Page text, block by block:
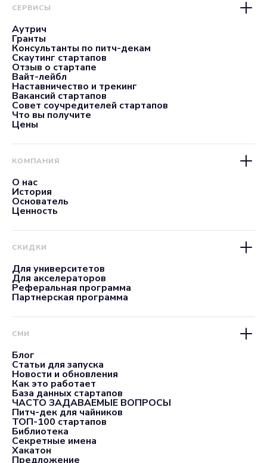
СЕРВИСЫ
Аутрич
Гранты
Консультанты по питч-декам
Скаутинг стартапов
Отзыв о стартапе
Вайт-лейбл
Наставничество и трекинг
Вакансий стартапов
Совет соучредителей стартапов
Что вы получите
Цены
КОМПАНИЯ
О нас
История
Основатель
Ценность
СКИДКИ
Для университетов
Для акселераторов
Реферальная программа
Партнерская программа
СМИ
Блог
Статьи для запуска
Новости и обновления
Как это работает
База данных стартапов
ЧАСТО ЗАДАВАЕМЫЕ ВОПРОСЫ
Питч-дек для чайников
ТОП-100 стартапов
Библиотека
Секретные имена
Хакатон
Предложение